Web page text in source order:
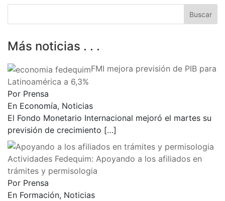
Más noticias . . .
FMI mejora previsión de PIB para
Latinoamérica a 6,3%
Por Prensa
En Economía, Noticias
El Fondo Monetario Internacional mejoró el martes su
previsión de crecimiento […]
Actividades Fedequim: Apoyando a los afiliados en
trámites y permisologia
Por Prensa
En Formación, Noticias